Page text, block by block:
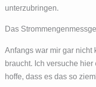
unterzubringen.
Das
Anfangs war mir gar nicht
braucht. Ich versuche
hoffe, dass es das so